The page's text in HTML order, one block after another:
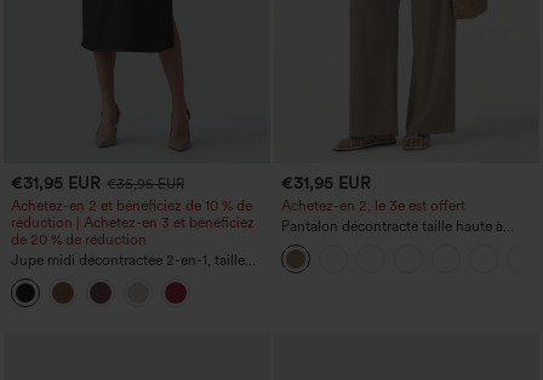
€31,95 EUR €35,95 EUR
Achetez-en 2 et bénéficiez de 10 % de
réduction | Achetez-en 3 et bénéficiez
de 20 % de réduction
Jupe midi décontractée 2-en-1, taille
haute à effet gainant, froncée avec
ourlet arrondi, en polaire et PU
€31,95 EUR
Achetez-en 2, le 3e est offert
Pantalon décontracté taille haute à
cordon, coupe large en mélange de lin,
avec poches